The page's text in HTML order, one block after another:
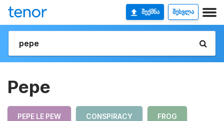
ᲨᲔᲥᲛᲜᲐ ᲨᲔᲡᲕᲚᲐ
Pepe
PEPE LE PEW CONSPIRACY FROG